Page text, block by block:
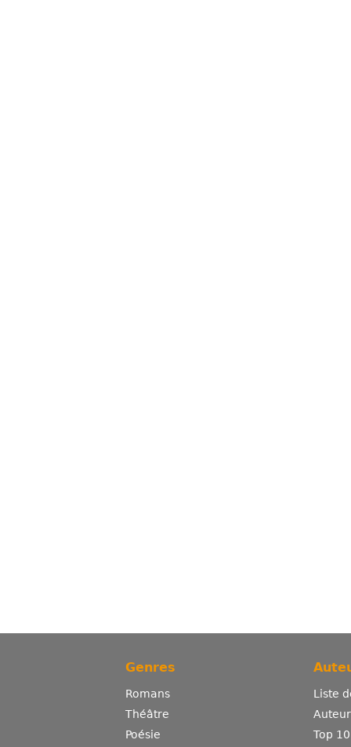
Genres
Romans
Théâtre
Poésie
Liste
Top